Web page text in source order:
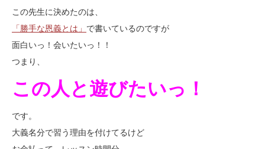
この先生に決めたのは、
「勝手な恩義とは」 で書いているのですが
面白いっ！会いたいっ！！
つまり、
この人と遊びたいっ！
です。
大義名分で習う理由を付けてるけど